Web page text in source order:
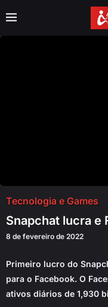
Tecnologia e Games
Snapchat lucra e
8 de fevereiro de 2022
Primeiro lucro do
para o Facebook. O
ativos diários de 1,930